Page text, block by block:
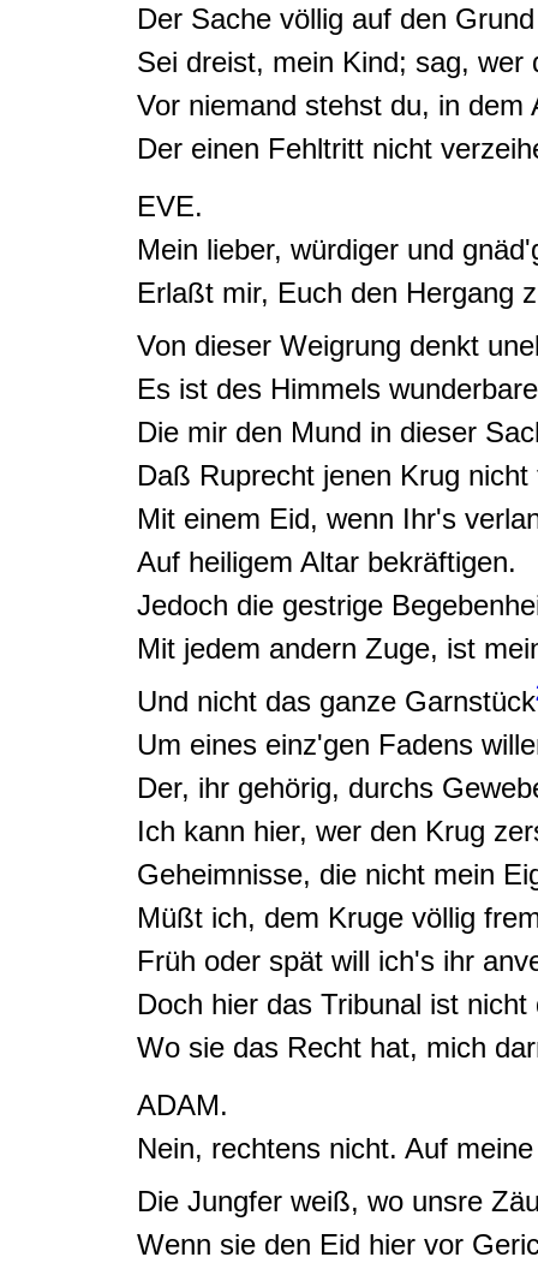
Der Sache völlig auf den
Sei dreist, mein Kind; sag, wer
Vor niemand stehst du, in dem
Der einen Fehltritt nicht
EVE.
Mein lieber, würdiger und
Erlaßt mir, Euch den Hergang
Von dieser Weigrung denkt
Es ist des Himmels
Die mir den Mund in dieser
Daß Ruprecht jenen Krug
Mit einem Eid, wenn Ihr's
Auf heiligem Altar bekräftigen.
Jedoch die gestrige
Mit jedem andern Zuge, ist
Und nicht das ganze Garnstück
Um eines einz'gen Fadens
Der, ihr gehörig, durchs
Ich kann hier, wer den Krug
Geheimnisse, die nicht mein
Müßt ich, dem Kruge völlig
Früh oder spät will ich's ihr
Doch hier das Tribunal ist nicht
Wo sie das Recht hat, mich
ADAM.
Nein, rechtens nicht. Auf
Die Jungfer weiß, wo unsre
Wenn sie den Eid hier vor